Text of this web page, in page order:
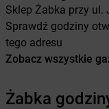
Sklep Żabka przy ul.
Sprawdź godziny
tego adresu
Zobacz wszystkie
Żabka